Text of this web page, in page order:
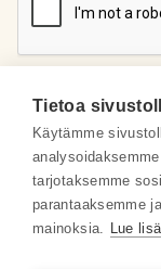
Meistä
Some
Tietoa
Käytämme
tarjotaksemme
parantaaksemme
mainoksia. Lue